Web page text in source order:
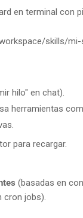
en terminal con
skills/mi-
hilo" en chat).
herramientas
para recargar.
(basadas en
cron jobs).